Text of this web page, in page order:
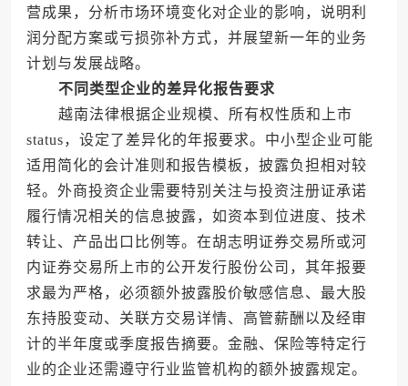
营成果，分析市场环境变化对企业的影响，说明利
润分配方案或亏损弥补方式，并展望新一年的业务
计划与发展战略。
不同类型企业的差异化报告要求
越南法律根据企业规模、所有权性质和上市
status，设定了差异化的年报要求。中小型企业可能
适用简化的会计准则和报告模板，披露负担相对较
轻。外商投资企业需要特别关注与投资注册证承诺
履行情况相关的信息披露，如资本到位进度、技术
转让、产品出口比例等。在胡志明证券交易所或河
内证券交易所上市的公开发行股份公司，其年报要
求最为严格，必须额外披露股价敏感信息、最大股
东持股变动、关联方交易详情、高管薪酬以及经审
计的半年度或季度报告摘要。金融、保险等特定行
业的企业还需遵守行业监管机构的额外披露规定。